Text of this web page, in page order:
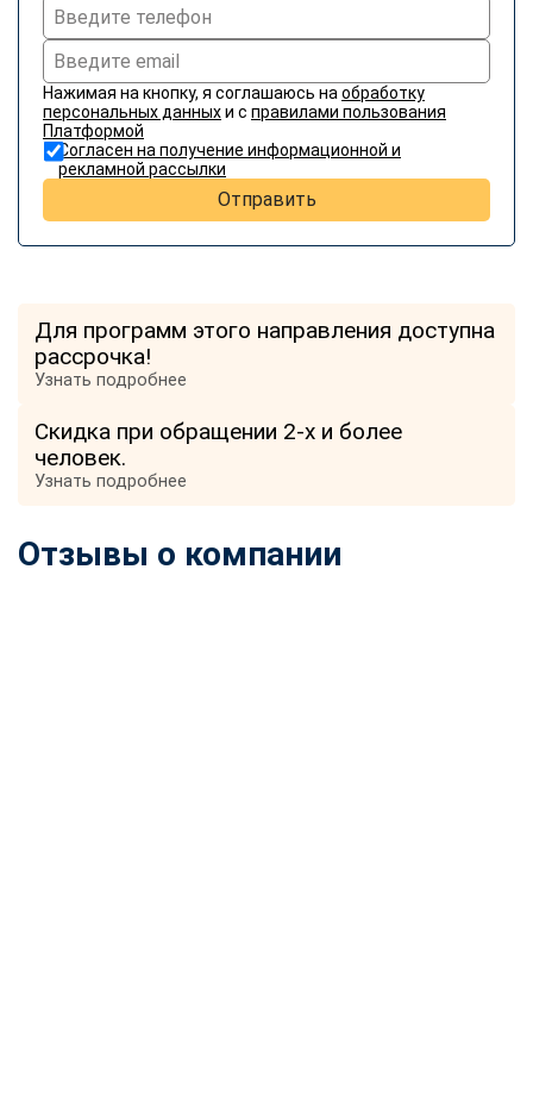
Нажимая на кнопку, я соглашаюсь на обработку
персональных данныхи с правилами пользования
Платформой
Согласен на получение информационной и
рекламной рассылки
Отправить
Для программ этого направления доступна
рассрочка!
Узнать подробнее
Скидка при обращении 2-х и более
человек.
Узнать подробнее
Отзывы о компании